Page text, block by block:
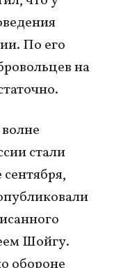
По его
на
стали
сентября,
Шойгу.